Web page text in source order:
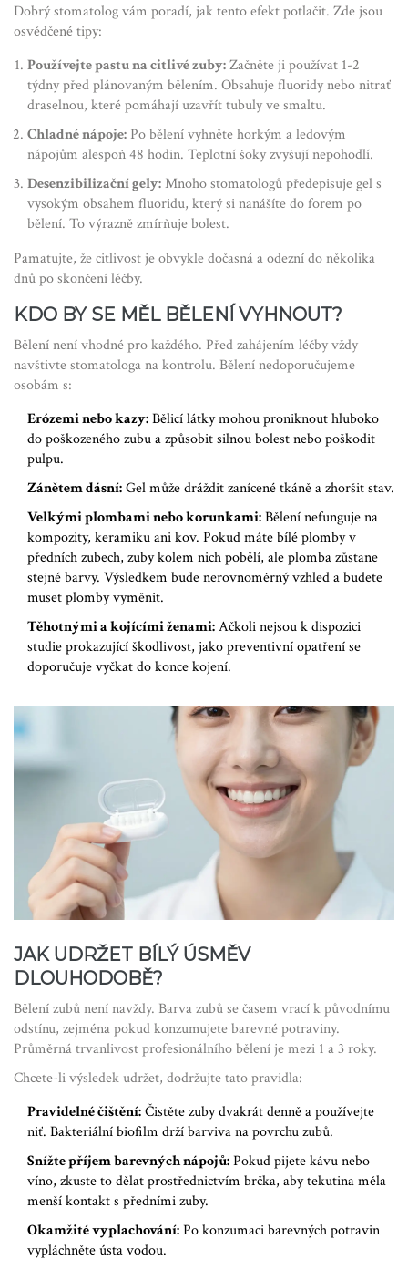
Dobrý stomatolog vám poradí, jak tento efekt potlačit. Zde jsou
osvědčené tipy:
Používejte pastu na citlivé zuby:Začněte ji používat 1-2
týdny před plánovaným bělením. Obsahuje fluoridy nebo nitrať
draselnou, které pomáhají uzavřít tubuly ve smaltu.
Chladné nápoje: Po bělení vyhněte horkým a ledovým
nápojům alespoň 48 hodin. Teplotní šoky zvyšují nepohodlí.
Desenzibilizační gely:Mnoho stomatologů předepisuje gel s
vysokým obsahem fluoridu, který si nanášíte do forem po
bělení. To výrazně zmírňuje bolest.
Pamatujte, že citlivost je obvykle dočasná a odezní do několika
dnů po skončení léčby.
KDO BY SE MĚL BĚLENÍ VYHNOUT?
Bělení není vhodné pro každého. Před zahájením léčby vždy
navštivte stomatologa na kontrolu. Bělení nedoporučujeme
osobám s:
Erózemi nebo kazy:Bělicí látky mohou proniknout hluboko
do poškozeného zubu a způsobit silnou bolest nebo poškodit
pulpu.
Zánětem dásní:Gel může dráždit zanícené tkáně a zhoršit stav.
Velkými plombami nebo korunkami:Bělení nefunguje na
kompozity, keramiku ani kov. Pokud máte bílé plomby v
předních zubech, zuby kolem nich pobělí, ale plomba zůstane
stejné barvy. Výsledkem bude nerovnoměrný vzhled a budete
muset plomby vyměnit.
Těhotnými a kojícími ženami:Ačkoli nejsou k dispozici
studie prokazující škodlivost, jako preventivní opatření se
doporučuje vyčkat do konce kojení.
JAK UDRŽET BÍLÝ ÚSMĚV
DLOUHODOBĚ?
Bělení zubů není navždy. Barva zubů se časem vrací k původnímu
odstínu, zejména pokud konzumujete barevné potraviny.
Průměrná trvanlivost profesionálního bělení je mezi 1 a 3 roky.
Chcete-li výsledek udržet, dodržujte tato pravidla:
Pravidelné čištění:Čistěte zuby dvakrát denně a používejte
niť. Bakteriální biofilm drží barviva na povrchu zubů.
Snížte příjem barevných nápojů:Pokud pijete kávu nebo
víno, zkuste to dělat prostřednictvím brčka, aby tekutina měla
menší kontakt s předními zuby.
Okamžité vyplachování:Po konzumaci barevných potravin
vypláchněte ústa vodou.